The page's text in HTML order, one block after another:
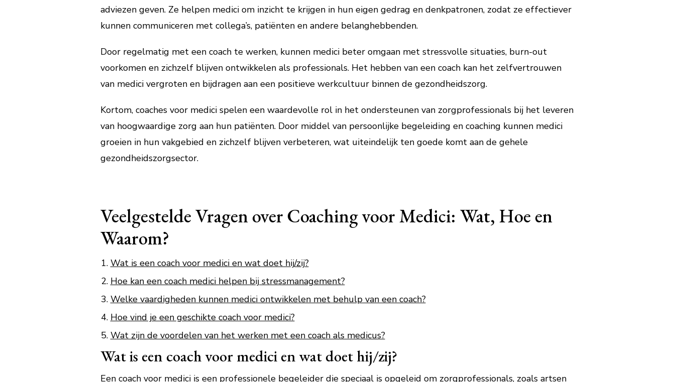
adviezen geven. Ze helpen medici om inzicht te krijgen in hun eigen gedrag en denkpatronen, zodat ze effectiever
kunnen communiceren met collega’s, patiënten en andere belanghebbenden.
Door regelmatig met een coach te werken, kunnen medici beter omgaan met stressvolle situaties, burn-out
voorkomen en zichzelf blijven ontwikkelen als professionals. Het hebben van een coach kan het zelfvertrouwen
van medici vergroten en bijdragen aan een positieve werkcultuur binnen de gezondheidszorg.
Kortom, coaches voor medici spelen een waardevolle rol in het ondersteunen van zorgprofessionals bij het leveren
van hoogwaardige zorg aan hun patiënten. Door middel van persoonlijke begeleiding en coaching kunnen medici
groeien in hun vakgebied en zichzelf blijven verbeteren, wat uiteindelijk ten goede komt aan de gehele
gezondheidszorgsector.
Veelgestelde Vragen over Coaching voor Medici: Wat, Hoe en
Waarom?
Wat is een coach voor medici en wat doet hij/zij?
Hoe kan een coach medici helpen bij stressmanagement?
Welke vaardigheden kunnen medici ontwikkelen met behulp van een coach?
Hoe vind je een geschikte coach voor medici?
Wat zijn de voordelen van het werken met een coach als medicus?
Wat is een coach voor medici en wat doet hij/zij?
Een coach voor medici is een professionele begeleider die speciaal is opgeleid om zorgprofessionals, zoals artsen